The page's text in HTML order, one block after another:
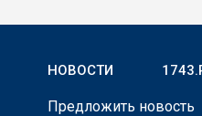
НОВОСТИ
Предложить новость